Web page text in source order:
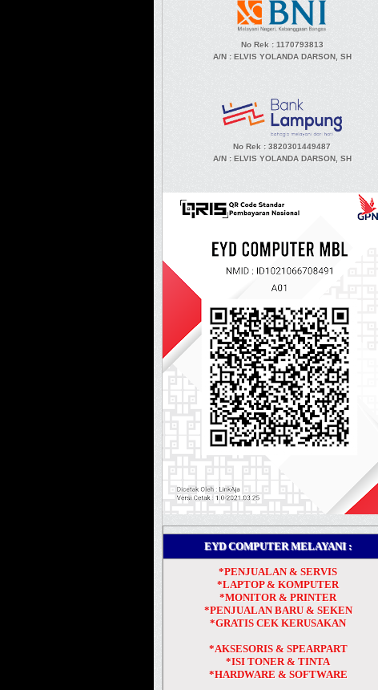
No Rek : 1170793813
A/N : ELVIS YOLANDA DARSON, SH
No Rek : 3820301449487
A/N : ELVIS YOLANDA DARSON, SH
EYD COMPUTER MELAYANI :
*PENJUALAN & SERVIS
*LAPTOP & KOMPUTER
*MONITOR & PRINTER
*PENJUALAN BARU & SEKEN
*GRATIS CEK KERUSAKAN
*AKSESORIS & SPEARPART
*ISI TONER & TINTA
*HARDWARE & SOFTWARE